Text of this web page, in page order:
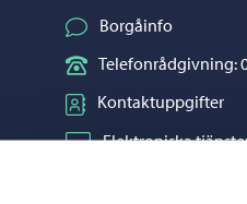
Borgåinfo
Telefonrådgivning:
Kontaktuppgifter
Elektroniska